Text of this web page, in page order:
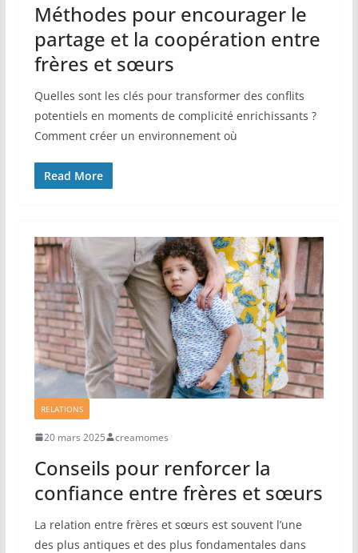
Méthodes pour encourager le
partage et la coopération entre
frères et sœurs
Quelles sont les clés pour transformer des conflits
potentiels en moments de complicité enrichissants ?
Comment créer un environnement où
Read More
RELATIONS
20 mars 2025 creamomes
Conseils pour renforcer la
confiance entre frères et sœurs
La relation entre frères et sœurs est souvent l’une
des plus antiques et des plus fondamentales dans